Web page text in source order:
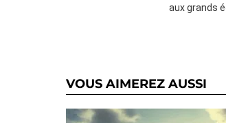
aux grands
VOUS AIMEREZ AUSSI